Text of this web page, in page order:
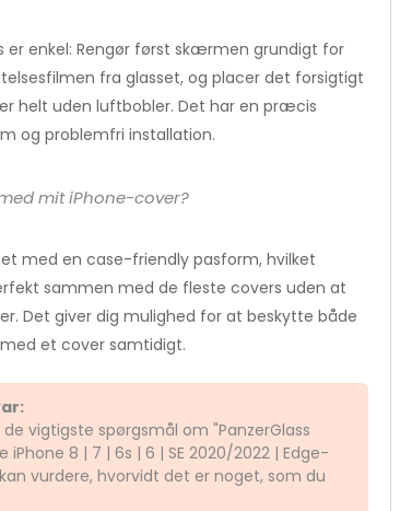
er enkel: Rengør først skærmen grundigt for
fra glasset, og placer det forsigtigt
helt uden luftbobler. Det har en præcis
og problemfri installation.
mit iPhone-cover?
med en case-friendly pasform, hvilket
sammen med de fleste covers uden at
Det giver dig mulighed for at beskytte både
et cover samtidigt.
vigtigste spørgsmål om "PanzerGlass
iPhone 8 | 7 | 6s | 6 | SE 2020/2022 | Edge-
vurdere, hvorvidt det er noget, som du